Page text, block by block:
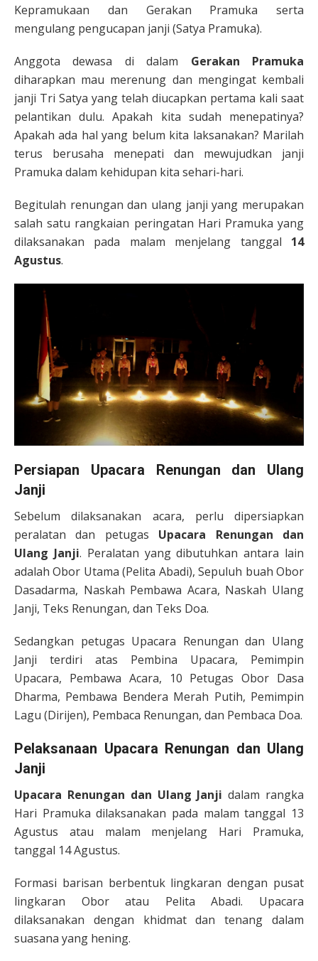
Kepramukaan dan Gerakan Pramuka serta
mengulang pengucapan janji (Satya Pramuka).
Anggota dewasa di dalam Gerakan Pramuka
diharapkan mau merenung dan mengingat kembali
janji Tri Satya yang telah diucapkan pertama kali saat
pelantikan dulu. Apakah kita sudah menepatinya?
Apakah ada hal yang belum kita laksanakan? Marilah
terus berusaha menepati dan mewujudkan janji
Pramuka dalam kehidupan kita sehari-hari.
Begitulah renungan dan ulang janji yang merupakan
salah satu rangkaian peringatan Hari Pramuka yang
dilaksanakan pada malam menjelang tanggal 14
Agustus.
Persiapan Upacara Renungan dan Ulang
Janji
Sebelum dilaksanakan acara, perlu dipersiapkan
peralatan dan petugas Upacara Renungan dan
Ulang Janji. Peralatan yang dibutuhkan antara lain
adalah Obor Utama (Pelita Abadi), Sepuluh buah Obor
Dasadarma, Naskah Pembawa Acara, Naskah Ulang
Janji, Teks Renungan, dan Teks Doa.
Sedangkan petugas Upacara Renungan dan Ulang
Janji terdiri atas Pembina Upacara, Pemimpin
Upacara, Pembawa Acara, 10 Petugas Obor Dasa
Dharma, Pembawa Bendera Merah Putih, Pemimpin
Lagu (Dirijen), Pembaca Renungan, dan Pembaca Doa.
Pelaksanaan Upacara Renungan dan Ulang
Janji
Upacara Renungan dan Ulang Janji dalam rangka
Hari Pramuka dilaksanakan pada malam tanggal 13
Agustus atau malam menjelang Hari Pramuka,
tanggal 14 Agustus.
Formasi barisan berbentuk lingkaran dengan pusat
lingkaran Obor atau Pelita Abadi. Upacara
dilaksanakan dengan khidmat dan tenang dalam
suasana yang hening.